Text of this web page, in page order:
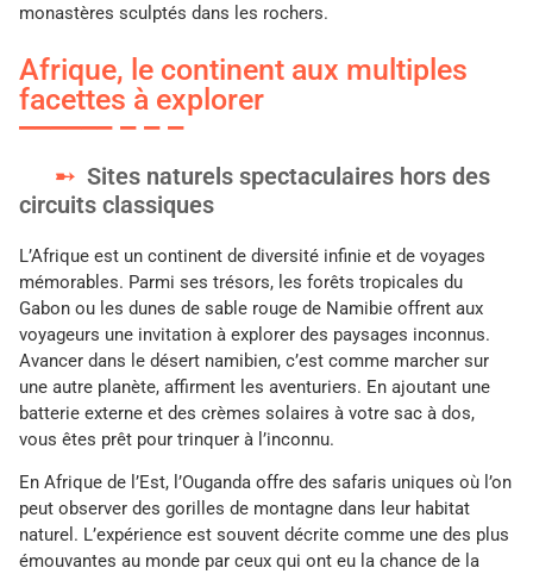
monastères sculptés dans les rochers.
Afrique, le continent aux multiples
facettes à explorer
Sites naturels spectaculaires hors des
circuits classiques
L’Afrique est un continent de diversité infinie et de voyages
mémorables. Parmi ses trésors, les forêts tropicales du
Gabon ou les dunes de sable rouge de Namibie offrent aux
voyageurs une invitation à explorer des paysages inconnus.
Avancer dans le désert namibien, c’est comme marcher sur
une autre planète, affirment les aventuriers. En ajoutant une
batterie externe et des crèmes solaires à votre sac à dos,
vous êtes prêt pour trinquer à l’inconnu.
En Afrique de l’Est, l’Ouganda offre des safaris uniques où l’on
peut observer des gorilles de montagne dans leur habitat
naturel. L’expérience est souvent décrite comme une des plus
émouvantes au monde par ceux qui ont eu la chance de la